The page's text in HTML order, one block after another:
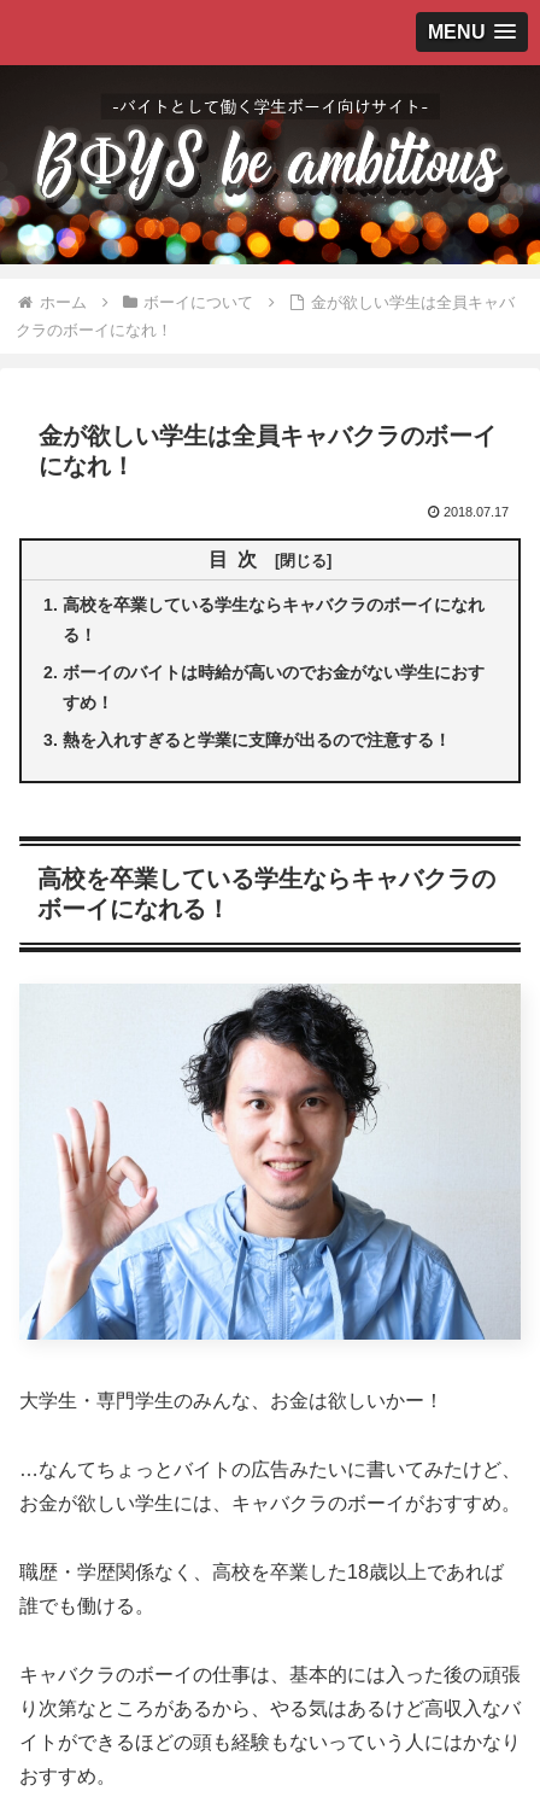
MENU
ホーム ボーイについて
金が欲しい学生は全員キャバ
クラのボーイになれ！
金が欲しい学生は全員キャバクラのボーイ
になれ！
2018.07.17
目次
高校を卒業している学生ならキャバクラのボーイになれ
る！
ボーイのバイトは時給が高いのでお金がない学生におす
すめ！
熱を入れすぎると学業に支障が出るので注意する！
高校を卒業している学生ならキャバクラの
ボーイになれる！
大学生・専門学生のみんな、お金は欲しいかー！
…なんてちょっとバイトの広告みたいに書いてみたけど、
お金が欲しい学生には、キャバクラのボーイがおすすめ。
職歴・学歴関係なく、高校を卒業した18歳以上であれば
誰でも働ける。
キャバクラのボーイの仕事は、基本的には入った後の頑張
り次第なところがあるから、やる気はあるけど高収入なバ
イトができるほどの頭も経験もないっていう人にはかなり
おすすめ。